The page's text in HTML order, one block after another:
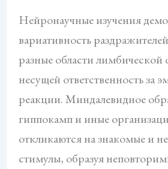
Нейронаучные изучения
вариативность
разные области лимбической
несущей ответственность за
реакции. Миндалевидное
гиппокамп и иные
откликаются на знакомые и
стимулы, образуя